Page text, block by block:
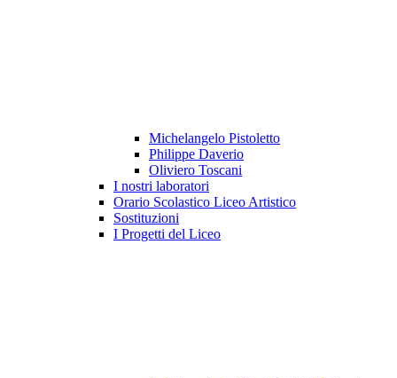
Michelangelo Pistoletto
Philippe Daverio
Oliviero Toscani
I nostri laboratori
Orario Scolastico Liceo Artistico
Sostituzioni
I Progetti del Liceo